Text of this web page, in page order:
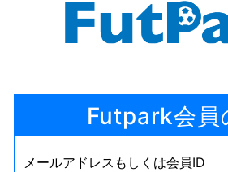
Futpark会員
メールアドレスもしくは会員ID